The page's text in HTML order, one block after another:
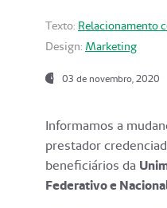
Texto: Relacionamento
Design: Marketing
03 de novembro, 2020
Informamos a
prestador
beneficiários da
Federativo e